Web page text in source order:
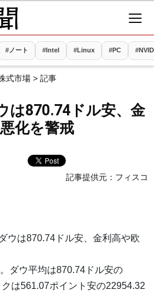
#ノート #Intel #Linux #PC
式市場 > 記事
は870.74ドル安、金
化を警戒
記事提供元： フィスコ
ウは870.74ドル安、金利高や欧
ダウ平均は870.74ドル安の
は561.07ポイント安の22954.32